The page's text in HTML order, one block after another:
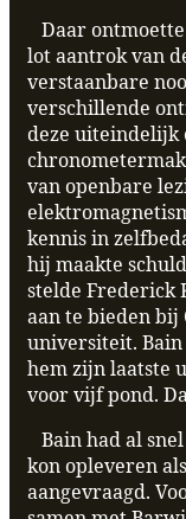
Daar
lot aantrok van
verstaanbare
verschillende
deze uiteindelijk
van openbare
kennis in
hij maakte
stelde Frederick
aan te bieden bij
universiteit.
hem zijn laatste
voor vijf pond.
Bain had al
kon opleveren
aangevraagd.